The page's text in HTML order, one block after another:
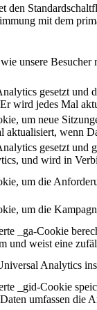
den
mit dem
unsere
gesetzt und
wird jedes Mal
um neue
aktualisiert, wenn
gesetzt und
und wird in
um die
um die
_ga-Cookie
und weist eine
Analytics
_gid-Cookie
umfassen die